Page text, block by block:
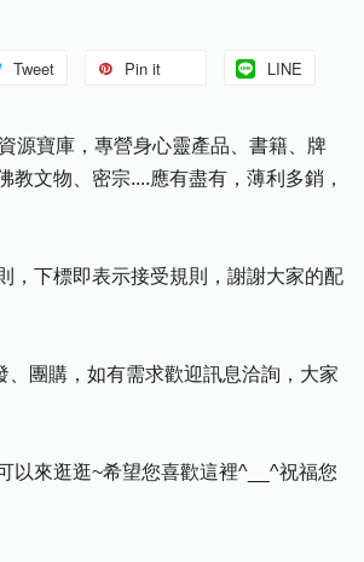
Tweet Pin it LINE
源寶庫，專營身心靈產品、書籍、牌
教文物、密宗....應有盡有，薄利多銷，
，下標即表示接受規則，謝謝大家的配
、團購，如有需求歡迎訊息洽詢，大家
以來逛逛~希望您喜歡這裡^__^祝福您